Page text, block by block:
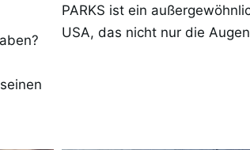
PARKS ist ein
USA, das nicht nur die